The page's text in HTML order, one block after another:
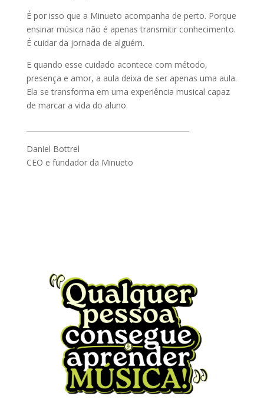
É por isso que a Minueto acompanha de perto. Porque
ensinar música não é apenas transmitir conhecimento.
É cuidar da jornada de alguém.
E quando esse cuidado acontece com método,
presença e amor, a aula deixa de ser apenas uma aula.
Ela se transforma em uma experiência musical capaz
de marcar a vida do aluno.
Daniel Bottrel
CEO e fundador da Minueto